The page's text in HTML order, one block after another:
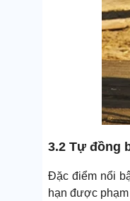
3.2 Tự đồng
Đặc điểm nổi
hạn được